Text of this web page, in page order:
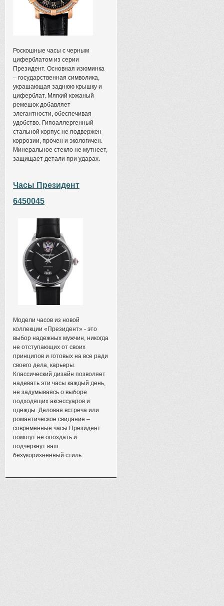
Роскошные часы с черным
циферблатом из серии
Президент. Основная изюминка
– государственная символика,
украшающая заднюю крышку и
циферблат. Мягкий кожаный
ремешок добавляет
элегантности, обеспечивая
удобство. Гипоаллергенный
стальной корпус не подвержен
коррозии, прочен и экологичен.
Минеральное стекло не мутнеет,
защищает детали при ударах.
Часы Президент
6450045
Модели часов из новой
коллекции «Президент» - это
выбор надежных мужчин, никогда
не отступающих от своих
принципов и готовых на все ради
своего дела, карьеры.
Классический дизайн позволяет
надевать эти часы каждый день,
не задумываясь о выборе
подходящих аксессуаров и
одежды. Деловая встреча или
романтическое свидание –
современные часы Президент
помогут не опоздать и
подчеркнут ваш
безукоризненный стиль.